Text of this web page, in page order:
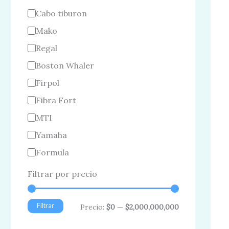
Cabo tiburon
Mako
Regal
Boston Whaler
Firpol
Fibra Fort
MTI
Yamaha
Formula
Filtrar por precio
Filtrar Precio: $0 — $2,000,000,000